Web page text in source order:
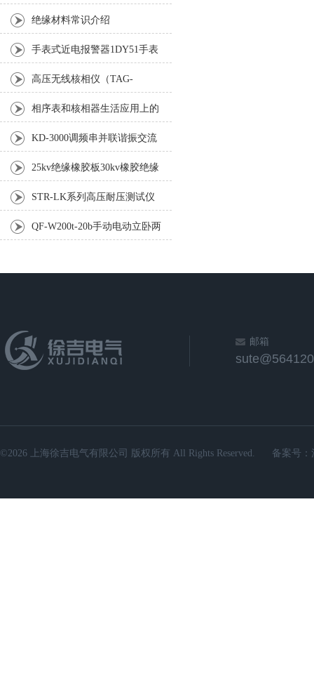
绝缘材料常识介绍
手表式近电报警器1DY51手表
式近电报警器1DT48
高压无线核相仪（TAG-
8000），360°*使用全解
相序表和核相器生活应用上的
不同点
KD-3000调频串并联谐振交流
耐压试验成套装置
25kv绝缘橡胶板30kv橡胶绝缘
垫厂家35kv蓝色绝缘胶垫
STR-LK系列高压耐压测试仪
QF-W200t-20b手动电动立卧两
邮箱
©2026 上海徐吉电气有限公司 版权所有 All Rights Reserved. 备案号：